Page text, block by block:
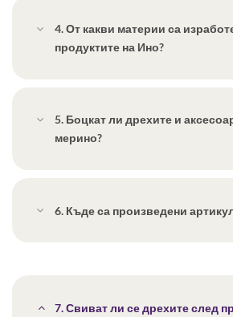
4. От какви материи са
продуктите на Ино?
5. Боцкат ли дрехите и
мерино?
6. Къде са произведени
7. Свиват ли се дрехите след